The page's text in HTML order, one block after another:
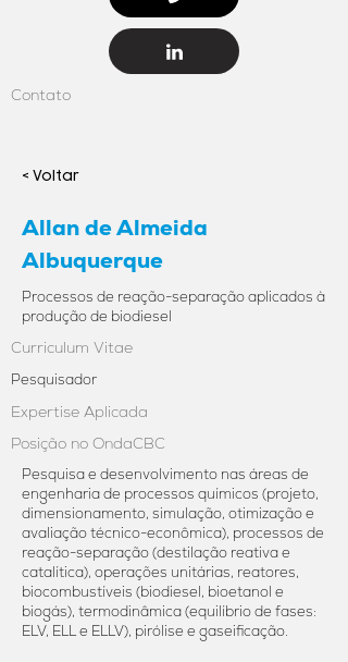
Contato
< Voltar
Allan de Almeida
Albuquerque
Processos de reação-separação aplicados à
produção de biodiesel
Curriculum Vitae
Pesquisador
Expertise Aplicada
Posição no OndaCBC
Pesquisa e desenvolvimento nas áreas de
engenharia de processos químicos (projeto,
dimensionamento, simulação, otimização e
avaliação técnico-econômica), processos de
reação-separação (destilação reativa e
catalítica), operações unitárias, reatores,
biocombustíveis (biodiesel, bioetanol e
biogás), termodinâmica (equilíbrio de fases:
ELV, ELL e ELLV), pirólise e gaseificação.